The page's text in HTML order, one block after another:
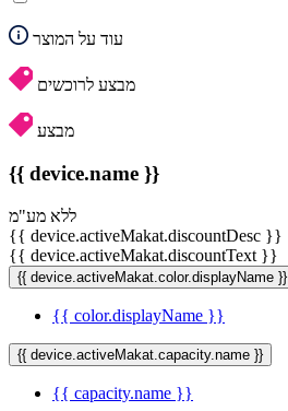
עוד על המוצר
מבצע לרוכשים
מבצע
{{ device.name }}
ללא מע"מ
{{ device.activeMakat.discountDesc }}
{{ device.activeMakat.discountText }}
{{ device.activeMakat.color.displayName }}
{{ color.displayName }}
{{ device.activeMakat.capacity.name }}
{{ capacity.name }}